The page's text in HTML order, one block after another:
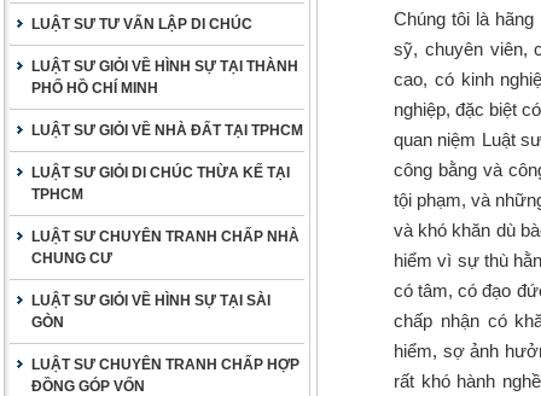
LUẬT SƯ TƯ VẤN LẬP DI CHÚC
LUẬT SƯ GIỎI VỀ HÌNH SỰ TẠI THÀNH
PHỐ HỒ CHÍ MINH
LUẬT SƯ GIỎI VỀ NHÀ ĐẤT TẠI TPHCM
LUẬT SƯ GIỎI DI CHÚC THỪA KẾ TẠI
TPHCM
LUẬT SƯ CHUYÊN TRANH CHẤP NHÀ
CHUNG CƯ
LUẬT SƯ GIỎI VỀ HÌNH SỰ TẠI SÀI
GÒN
LUẬT SƯ CHUYÊN TRANH CHẤP HỢP
ĐỒNG GÓP VỐN
Chúng tôi là
sỹ, chuyên viên,
cao, có kinh
nghiệp, đặc biệt
quan niệm Luật
công bằng và
tội phạm, và
và khó khăn dù
hiểm vì sự thù
có tâm, có đạo
chấp nhận có
hiểm, sợ ảnh
rất khó hành